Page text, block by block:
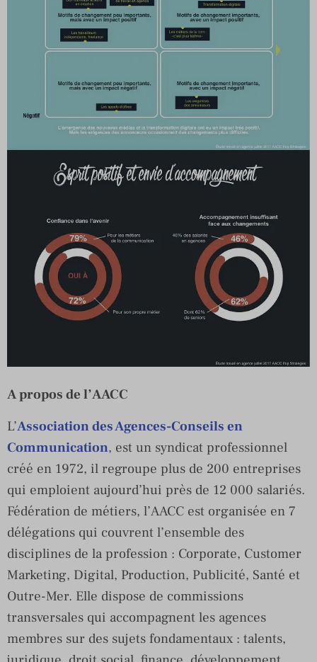
A propos de l’AACC
L’Association des Agences-Conseils en
Communication, est un syndicat professionnel
créé en 1972, il regroupe plus de 200 entreprises
qui emploient aujourd’hui près de 12 000 salariés.
Fédération de métiers, l’AACC est organisée en 7
délégations qui couvrent l’ensemble des
disciplines de la profession : Corporate, Customer
Marketing, Digital, Production, Publicité, Santé et
Outre-Mer. Elle dispose de commissions
transversales qui accompagnent les agences
membres sur des sujets fondamentaux : talents,